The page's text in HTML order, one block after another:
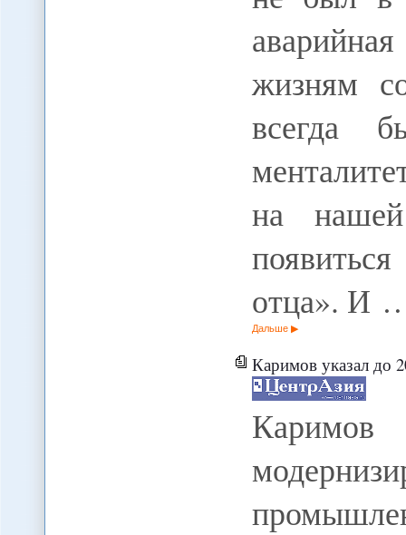
жизням
всегда
на
отца». И
Дальше
Каримов указал до